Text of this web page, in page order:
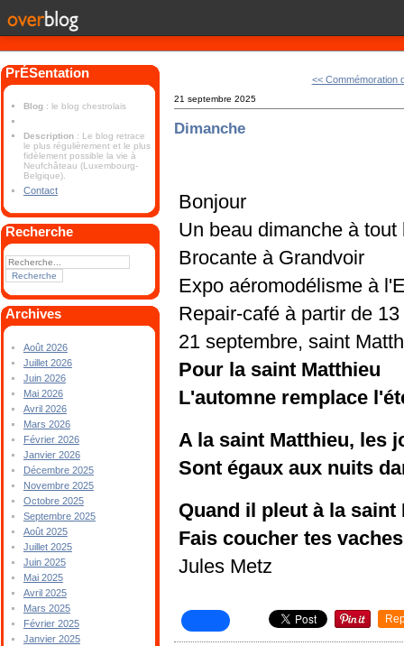
PrÉSentation
Blog : le blog chestrolais
Description : Le blog retrace
le plus régulièrement et le plus
fidèlement possible la vie à
Neufchâteau (Luxembourg-
Belgique).
Contact
Recherche
Archives
Août 2026
Juillet 2026
Juin 2026
Mai 2026
Avril 2026
Mars 2026
Février 2026
Janvier 2026
Décembre 2025
Novembre 2025
Octobre 2025
Septembre 2025
Août 2025
Juillet 2025
Juin 2025
Mai 2025
Avril 2025
Mars 2025
Février 2025
Janvier 2025
<< Commémoration
21 septembre 2025
Dimanche
Bonjour
Un beau dimanche à tout
Brocante à Grandvoir
Expo aéromodélisme à
Repair-café à partir de
21 septembre, saint
Pour la saint Matthieu
L'automne remplace
A la saint Matthieu, les
Sont égaux aux nuits
Quand il pleut à la saint
Fais coucher tes
Jules Metz